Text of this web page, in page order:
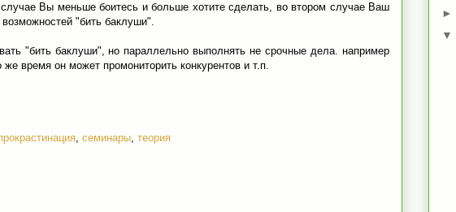
Вы меньше боитесь и больше хотите сделать, во втором случае Ваш
"бить баклуши".
"бить баклуши", но параллельно выполнять не срочные дела. например
время он может промониторить конкурентов и т.п.
, семинары, теория
►
▼